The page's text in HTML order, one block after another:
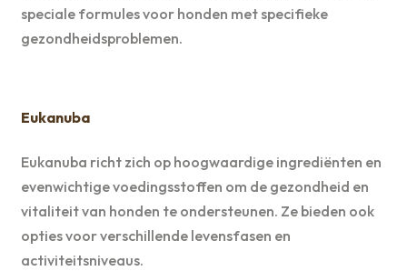
speciale formules voor honden met specifieke
gezondheidsproblemen.
Eukanuba
Eukanuba richt zich op hoogwaardige ingrediënten en
evenwichtige voedingsstoffen om de gezondheid en
vitaliteit van honden te ondersteunen. Ze bieden ook
opties voor verschillende levensfasen en
activiteitsniveaus.